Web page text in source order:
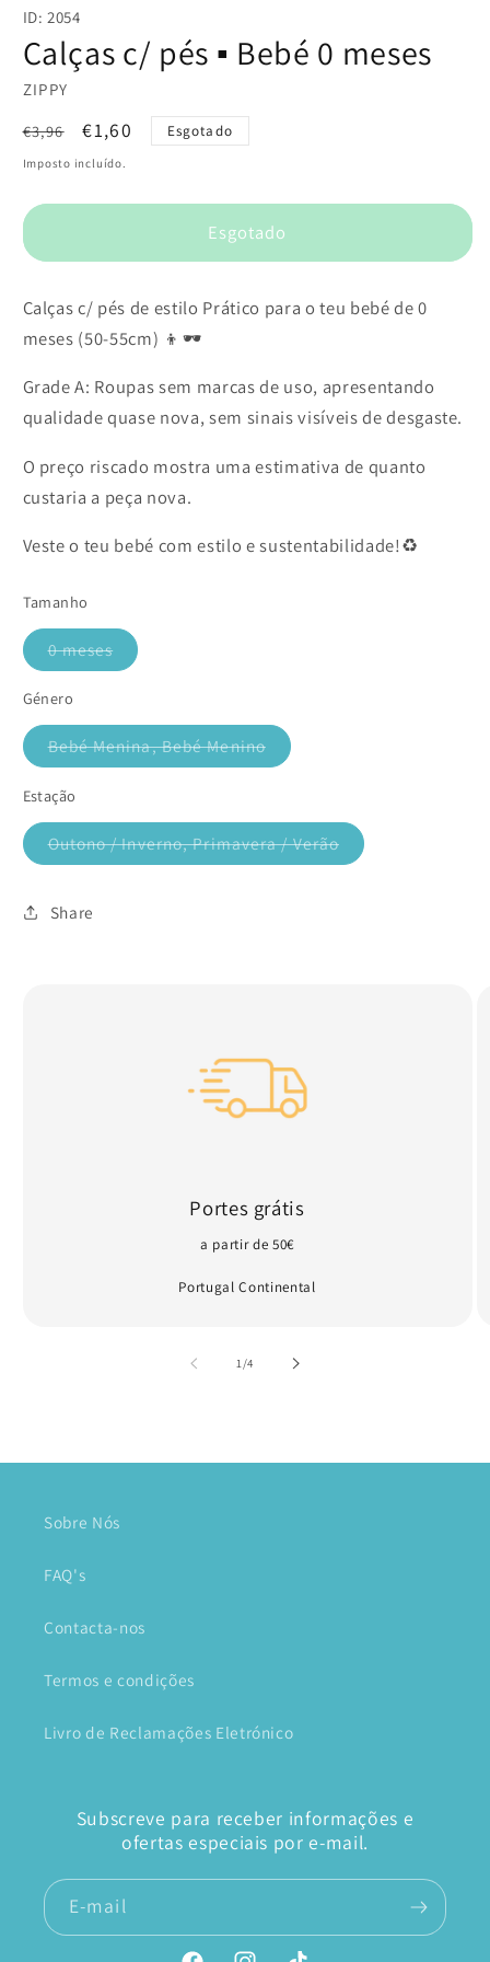
multimédia
em
modal
ID: 2054
Calças c/ pés ▪️ Bebé 0 meses
ZIPPY
Preço
normal
€3,96
Preço
de
€1,60 Esgotado
Imposto incluído.
Esgotado
Calças c/ pés de estilo Prático para o teu bebé de 0
meses (50-55cm) 👦🕶️
Grade A: Roupas sem marcas de uso, apresentando
qualidade quase nova, sem sinais visíveis de desgaste.
O preço riscado mostra uma estimativa de quanto
custaria a peça nova.
Veste o teu bebé com estilo e sustentabilidade!♻️
Tamanho
0 meses
Variante
Género
Bebé Menina, Bebé Menino
Estação
Outono / Inverno, Primavera / Verão
Share
Portes grátis
a partir de 50€
Portugal Continental
1/de
4
Sobre Nós
FAQ's
Contacta-nos
Termos e condições
Livro de Reclamações Eletrónico
Subscreve para receber informações e
ofertas especiais por e-mail.
E-mail